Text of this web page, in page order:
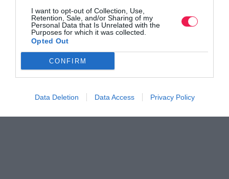
I want to opt-out of Collection, Use,
Retention, Sale, and/or Sharing of my
Personal Data that Is Unrelated with the
Purposes for which it was collected.
Opted Out
CONFIRM
Data Deletion Data Access Privacy Policy
Βρες το RUNNER!
Όλα τα Τεύχη